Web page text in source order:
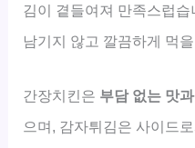
김이 곁들여져 만족스럽
남기지 않고 깔끔하게 먹
간장치킨은 부담 없는 맛
으며, 감자튀김은 사이드